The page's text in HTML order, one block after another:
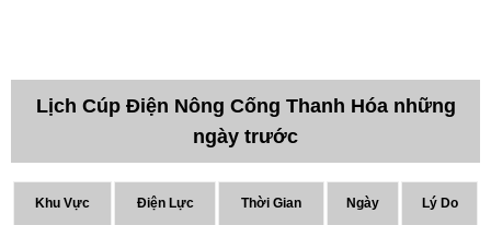
Lịch Cúp Điện Nông Cống Thanh Hóa những
ngày trước
Khu Vực Điện Lực Thời Gian Ngày Lý Do